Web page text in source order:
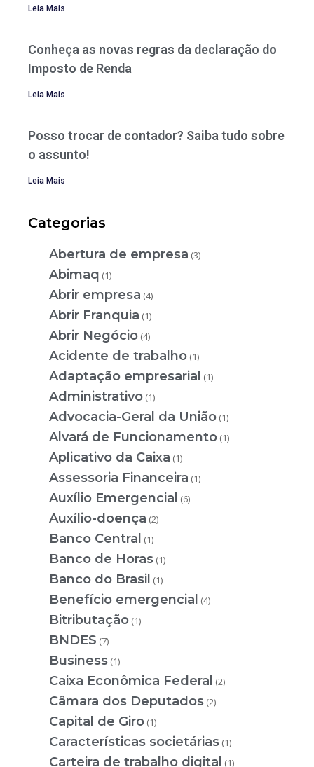
Leia Mais
Conheça as novas regras da declaração do
Imposto de Renda
Leia Mais
Posso trocar de contador? Saiba tudo sobre
o assunto!
Leia Mais
Categorias
Abertura de empresa (3)
Abimaq (1)
Abrir empresa (4)
Abrir Franquia (1)
Abrir Negócio (4)
Acidente de trabalho (1)
Adaptação empresarial (1)
Administrativo (1)
Advocacia-Geral da União (1)
Alvará de Funcionamento (1)
Aplicativo da Caixa (1)
Assessoria Financeira (1)
Auxílio Emergencial (6)
Auxílio-doença (2)
Banco Central (1)
Banco de Horas (1)
Banco do Brasil (1)
Benefício emergencial (4)
Bitributação (1)
BNDES (7)
Business (1)
Caixa Econômica Federal (2)
Câmara dos Deputados (2)
Capital de Giro (1)
Características societárias (1)
Carteira de trabalho digital (1)